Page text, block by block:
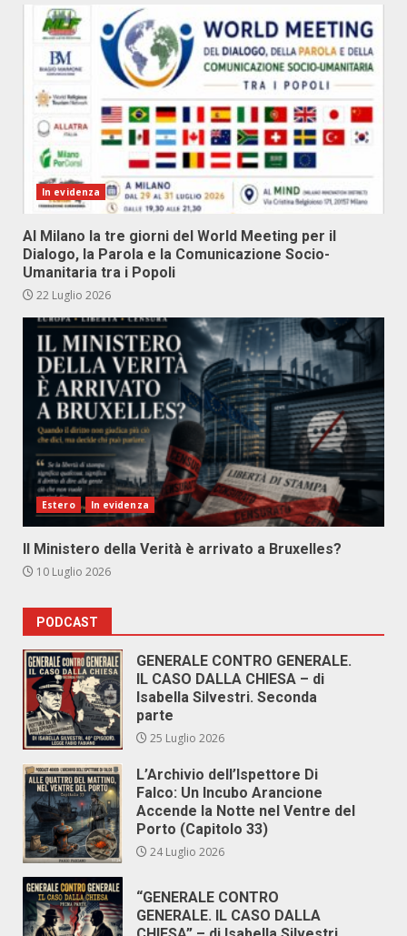
In evidenza
Al Milano la tre giorni del World Meeting per il
Dialogo, la Parola e la Comunicazione Socio-
Umanitaria tra i Popoli
22 Luglio 2026
Estero In evidenza
Il Ministero della Verità è arrivato a Bruxelles?
10 Luglio 2026
PODCAST
GENERALE CONTRO GENERALE.
IL CASO DALLA CHIESA – di
Isabella Silvestri. Seconda
parte
25 Luglio 2026
L’Archivio dell’Ispettore Di
Falco: Un Incubo Arancione
Accende la Notte nel Ventre del
Porto (Capitolo 33)
24 Luglio 2026
“GENERALE CONTRO
GENERALE. IL CASO DALLA